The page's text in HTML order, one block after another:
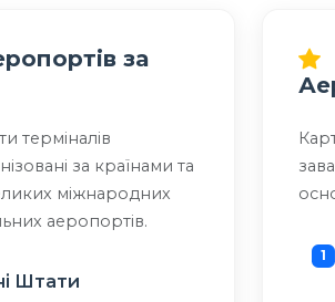
за
терміналів
за країнами та
міжнародних
аеропортів.
Штати
1